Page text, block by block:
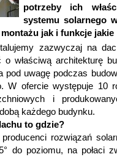
potrzeby ich
systemu solarnego
jak i funkcje jakie
zazwyczaj na
o właściwą architekturę
pod uwagę podczas
W ofercie występuje 10
i
każdego budynku.
to gdzie?
producenci rozwiązań
do poziomu, na połaci